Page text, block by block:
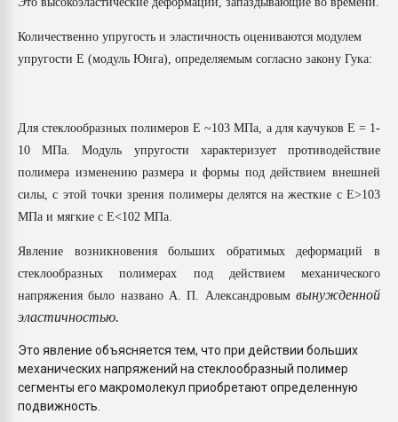
Количественно упругость и эластичность оцениваются модулем
упругости E (модуль Юнга), определяемым согласно закону Гука:
Для стеклообразных полимеров Е ~103 МПа, а для каучуков Е = 1-
10 МПа. Модуль упругости характеризует противодействие
полимера изменению размера и формы под действием внешней
силы, с этой точки зрения полимеры делятся на жесткие с Е>103
МПа и мягкие с Е<102 МПа.
Явление возникновения больших обратимых деформаций в
стеклообразных полимерах под действием механического
напряжения было названо А. П. Александровым вынужденной
эластичностью.
Это явление объясняется тем, что при действии больших
механических напряжений на стеклообразный полимер
сегменты его макромолекул приобретают определенную
подвижность.